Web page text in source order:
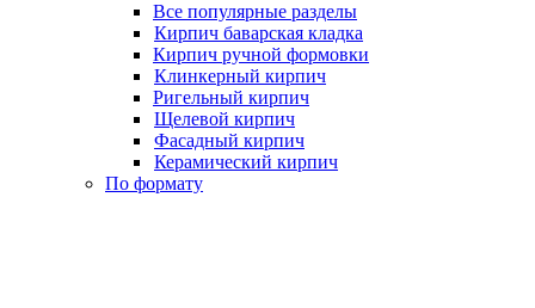
Все популярные разделы
Кирпич баварская кладка
Кирпич ручной формовки
Клинкерный кирпич
Ригельный кирпич
Щелевой кирпич
Фасадный кирпич
Керамический кирпич
По формату